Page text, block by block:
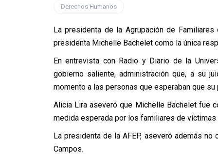
Derechos Humanos
La presidenta de la Agrupación de
presidenta Michelle Bachelet como la única
En entrevista con Radio y Diario de la
gobierno saliente, administración que, a su
momento a las personas que esperaban que
Alicia Lira aseveró que Michelle Bachelet fue
medida esperada por los familiares de
La presidenta de la AFEP, aseveró además
Campos.